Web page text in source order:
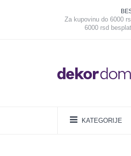
Za kupovinu do 6000
6000 rsd
KATEGORIJE